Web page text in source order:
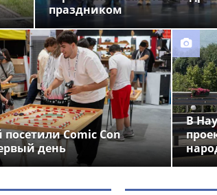
праздником
посетили Comic Con
день
В